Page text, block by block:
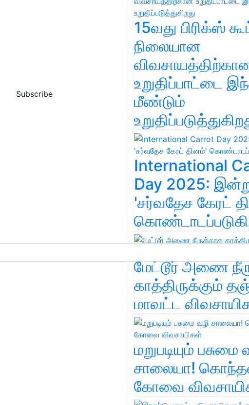
Subscribe
15வது பிரிக்ஸ்
நிலையான
உறுதிப்பாட்டை
மீண்டும்
International
Day 2025:
'சர்வதேச கேரட்
மேட்டூர் அணை
காத்திருக்கும்
மாவட்ட
மறுபடியும் பசுமை
சாலையா!
கோவை